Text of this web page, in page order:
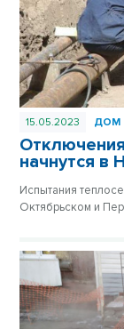
15.05.2023 ДОМ
начнутся в
Испытания
Октябрьском и